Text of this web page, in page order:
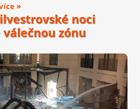
»
noci
zónu